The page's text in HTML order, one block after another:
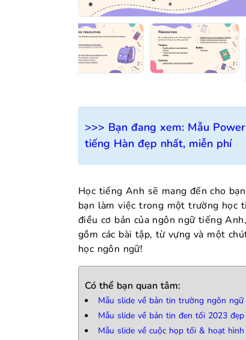
>>> Bạn đang xem: Mẫu
tiếng Hàn đẹp nhất, miễn phí
Học tiếng Anh sẽ mang đến cho
bạn làm việc trong một trường học
điều cơ bản của ngôn ngữ tiếng
gồm các bài tập, từ vựng và một
học ngôn ngữ!
Có thể bạn quan tâm:
Mẫu slide về bản tin trường ngôn
Mẫu slide về bản tin đen tối 2023
Mẫu slide về cuộc họp tối & hoạt